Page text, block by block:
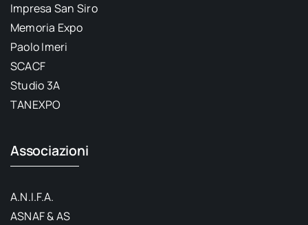
Impresa San Siro
Memoria Expo
Paolo Imeri
SCACF
Studio 3A
TANEXPO
Associazioni
A.N.I.F.A.
ASNAF & AS